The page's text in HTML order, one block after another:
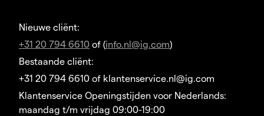
Nieuwe cliënt:
+31 20 794 6610 of (info.nl@ig.com)
Bestaande cliënt:
+31 20 794 6610 of klantenservice.nl@ig.com
Klantenservice Openingstijden voor Nederlands:
maandag t/m vrijdag 09:00-19:00